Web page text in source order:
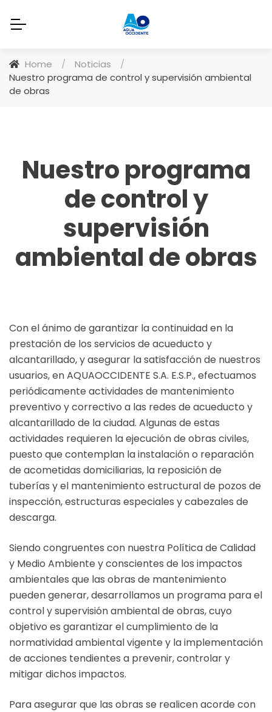
Home / Noticias
/
Nuestro programa de control y supervisión ambiental
de obras
Nuestro programa
de control y
supervisión
ambiental de obras
Con el ánimo de garantizar la continuidad en la
prestación de los servicios de acueducto y
alcantarillado, y asegurar la satisfacción de nuestros
usuarios,en AQUAOCCIDENTE S.A. E.S.P., efectuamos
periódicamente actividades de mantenimiento
preventivo y correctivo a las redes de acueducto y
alcantarillado de la ciudad. Algunas de estas
actividades requieren la ejecución de obras civiles,
puesto que contemplan la instalación o reparación
de acometidas domiciliarias, la reposición de
tuberías y el mantenimiento estructural de pozos de
inspección, estructuras especiales y cabezales de
descarga.
Siendo congruentes con nuestra Política de Calidad
y Medio Ambiente y conscientes de los impactos
ambientales que las obras de mantenimiento
pueden generar, desarrollamos un programa para el
control y supervisión ambiental de obras, cuyo
objetivo es garantizar el cumplimiento de la
normatividad ambiental vigente y la implementación
de acciones tendientes a prevenir, controlar y
mitigar dichos impactos.
Para asegurar que las obras se realicen acorde con